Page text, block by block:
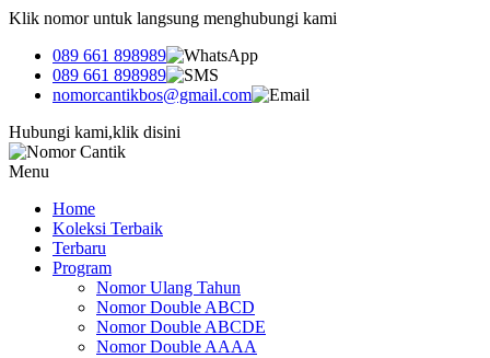
Klik nomor untuk langsung menghubungi kami
089 661 898989
089 661 898989
nomorcantikbos@gmail.com
Hubungi kami,klik disini
Menu
Home
Koleksi Terbaik
Terbaru
Program
Nomor Ulang Tahun
Nomor Double ABCD
Nomor Double ABCDE
Nomor Double AAAA